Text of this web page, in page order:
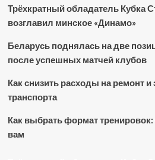
Трёхкратный обладатель Кубка
возглавил минское «Динамо»
Беларусь поднялась на две
после успешных матчей клубов
Как снизить расходы на ремонт
транспорта
Как выбрать формат
вам